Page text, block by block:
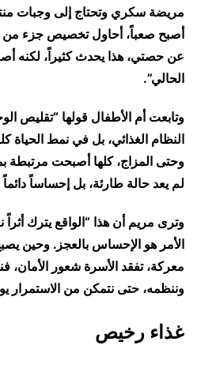
مريضة سكري وتحتاج إلى وجبات
أصبح صعباً، أحاول تخصيص جزء من
عن حصتي، هذا يحدث كثيراً، لكنه
الحالي”.
وتابعت أم الأطفال قولها “تقليص
النظام الغذائي، بل في نمط الحياة
وحتى المزاج، كلها أصبحت مرتبطة
لم يعد حالة طارئة، بل إحساساً
وترى مريم أن هذا “الواقع يترك
الأمر هو الإحساس بالعجز. وحين
معركة، تفقد الأسرة شعور الأمان،
وننظمه، حتى نتمكن من الاستمرار
غذاء رخيص